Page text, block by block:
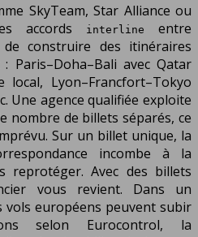
SkyTeam, Star Alliance ou
accords
interline
entre
construire des itinéraires
avec Qatar
Lyon–Francfort–Tokyo
Une agence qualifiée exploite
nombre de billets séparés, ce
Sur un billet unique, la
incombe à la
reprotéger. Avec des billets
vous revient. Dans un
vols européens peuvent subir
selon Eurocontrol, la